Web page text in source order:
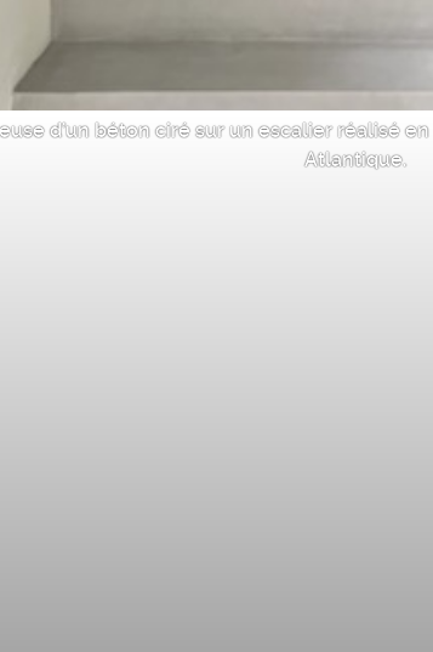
d’un béton ciré sur un escalier réalisé
Atlantique.